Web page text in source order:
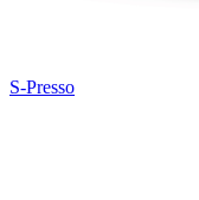
S-Presso